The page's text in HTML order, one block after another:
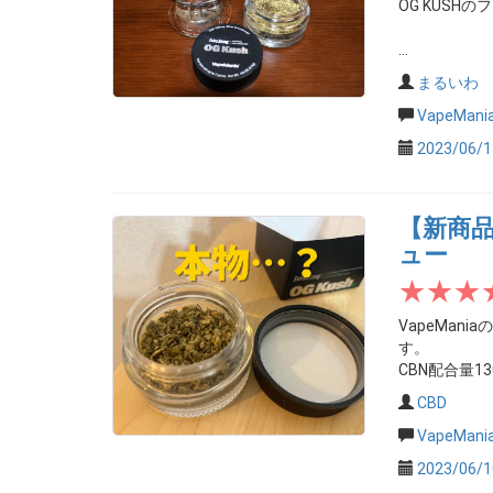
OG KUSHの
まるいわ
2023/06/
【新商
ュー
VapeMania
す。
CBN配合量
CBD
2023/06/